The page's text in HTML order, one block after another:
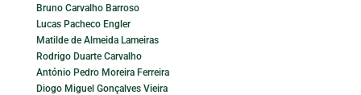
Bruno Carvalho Barroso
Lucas Pacheco Engler
Matilde de Almeida Lameiras
Rodrigo Duarte Carvalho
António Pedro Moreira Ferreira
Diogo Miguel Gonçalves Vieira